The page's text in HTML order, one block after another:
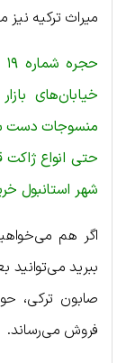
میراث ترکیه نیز
خیابان‌های
منسوجات دست
حتی انواع
شهر استانبول
اگر هم
ببرید می‌توانید
صابون ترکی،
فروش می‌رساند.